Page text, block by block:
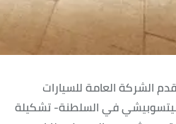
ديسمبر 2018: تقدم الشركة العامة للسيارات
في السلطنة- تشكيلة